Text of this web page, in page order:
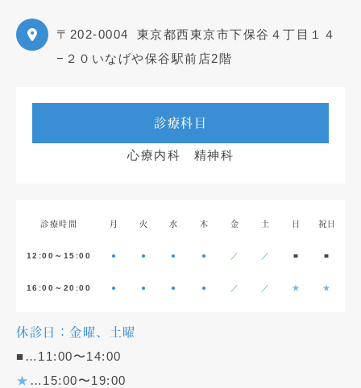
〒202-0004
東京都西東京市下保谷４丁目１４
−２０いなげや保谷駅前店2階
診療科目
心療内科 精神科
診療時間 月 火 水 木 金 土 日 祝日
12:00～15:00 ● ● ● ● ／ ／ ■ ■
16:00～20:00 ● ● ● ● ／ ／ ★ ★
休診日：金曜、土曜
■…11:00〜14:00
★ …15:00〜19:00